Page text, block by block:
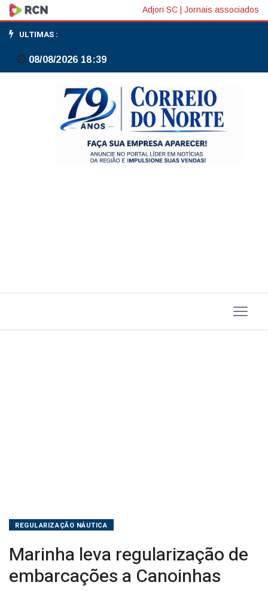
Marinha
leva
regularização
embarcações
Canoinhas
Adjori SC Jornais associados
ULTIMAS :
08/08/2026 18:39
REGULARIZAÇÃO NÁUTICA
Marinha leva regularização de
embarcações a Canoinhas